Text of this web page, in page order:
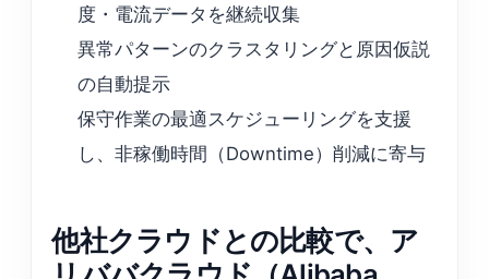
度・電流データを継続収集
異常パターンのクラスタリングと原因仮説
の自動提示
保守作業の最適スケジューリングを支援
し、非稼働時間（Downtime）削減に寄与
他社クラウドとの比較で、ア